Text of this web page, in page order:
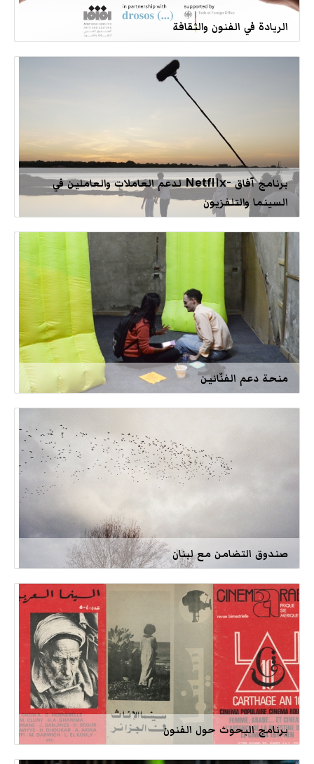
الريادة في الفنون والثقافة
برنامج آفاق -Netflix لدعم العاملات والعاملين في
السينما والتلفزيون
منحة دعم الفنّانين
صندوق التضامن مع لبنان
برنامج البحوث حول الفنون